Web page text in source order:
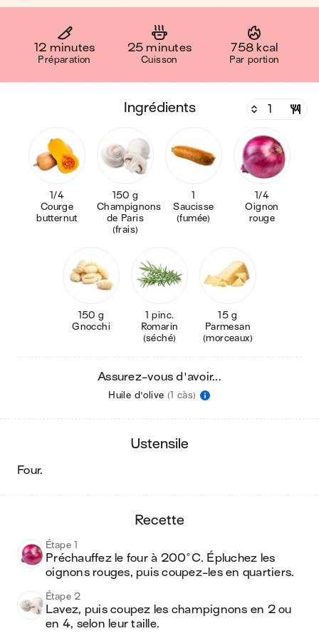
12 minutes
Préparation
25 minutes
Cuisson
758 kcal
Par portion
ingrédients
1/4
Courge
butternut
150 g
Champignons
de Paris
(frais)
1
Saucisse
(fumée)
1/4
Oignon
rouge
150 g
Gnocchi
1 pinc.
Romarin
(séché)
15 g
Parmesan
(morceaux)
Assurez-vous d'avoir...
Huile d'olive (1 càs)
ustensile
four.
recette
Étape 1
Préchauffez le four à 200°C. Épluchez les
oignons rouges, puis coupez-les en quartiers.
Étape 2
Lavez, puis coupez les champignons en 2 ou
en 4, selon leur taille.